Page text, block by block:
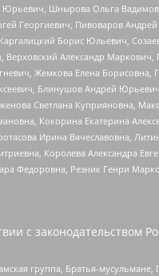
Юрьевич, Шнырова Ольга
Георгиевич, Пивоваров
Борис Юльевич,
Александр
Жемкова Елена Борисовна,
Блинушов Андрей
Светлана Куприяновна,
Кокорина Екатерина
Ирина Вячеславовна,
Королева Александра
Федоровна, Резник Генри
с законодательством
группа, Братья-мусульмане,